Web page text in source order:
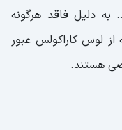
دلیل فاقد هرگونه
از لوس کاراکولس عبور
هستند.